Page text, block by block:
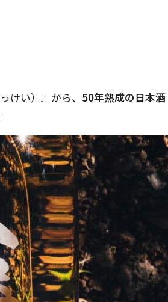
けい）』から、 50年熟成の日本酒